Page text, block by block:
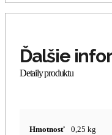
Hmotnosť 0,25 kg